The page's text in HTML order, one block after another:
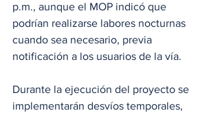
p.m., aunque el MOP indicó que
podrían realizarse labores nocturnas
cuando sea necesario, previa
notificación a los usuarios de la vía.
Durante la ejecución del proyecto se
implementarán desvíos temporales,